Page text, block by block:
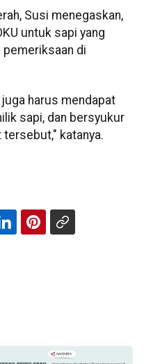
Susi menegaskan,
untuk sapi yang
di
harus mendapat
sapi, dan bersyukur
tersebut," katanya.